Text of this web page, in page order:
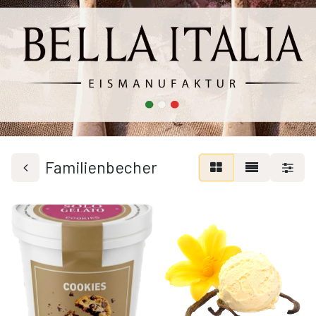
Familienbecher